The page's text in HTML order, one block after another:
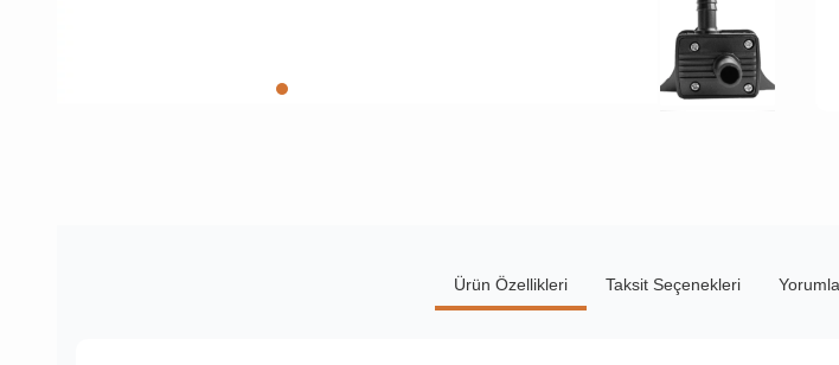
Ürün Özellikleri Taksit Seçenekleri